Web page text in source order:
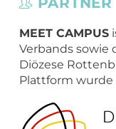
MEET CAMPUS
Verbands sowie
Diözese
Plattform